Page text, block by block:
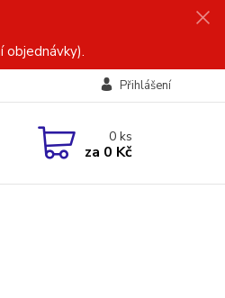
objednávky).
Přihlášení
0ks
za 0 Kč